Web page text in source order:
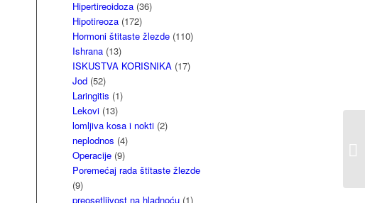
Hipertireoidoza (36)
Hipotireoza (172)
Hormoni štitaste žlezde (110)
Ishrana (13)
ISKUSTVA KORISNIKA (17)
Jod (52)
Laringitis (1)
Lekovi (13)
lomljiva kosa i nokti (2)
neplodnos (4)
Operacije (9)
Poremećaj rada štitaste žlezde
(9)
preosetljivost na hladnoću (1)